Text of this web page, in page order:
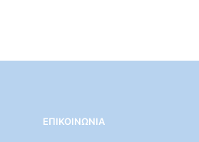
ΕΠΙΚΟΙΝΩΝΊΑ